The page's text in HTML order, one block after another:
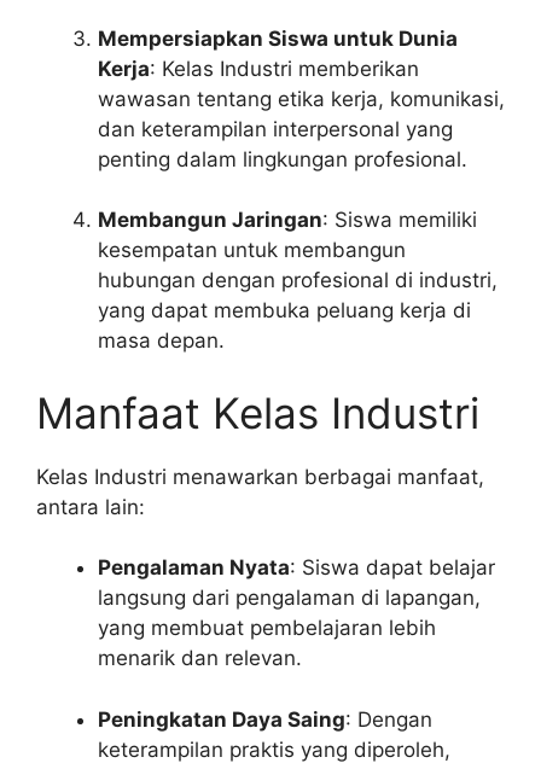
Mempersiapkan Siswa untuk Dunia
Kerja: Kelas Industri memberikan
wawasan tentang etika kerja, komunikasi,
dan keterampilan interpersonal yang
penting dalam lingkungan profesional.
Membangun Jaringan: Siswa memiliki
kesempatan untuk membangun
hubungan dengan profesional di industri,
yang dapat membuka peluang kerja di
masa depan.
Manfaat Kelas Industri
Kelas Industri menawarkan berbagai manfaat,
antara lain:
Pengalaman Nyata: Siswa dapat belajar
langsung dari pengalaman di lapangan,
yang membuat pembelajaran lebih
menarik dan relevan.
Peningkatan Daya Saing: Dengan
keterampilan praktis yang diperoleh,